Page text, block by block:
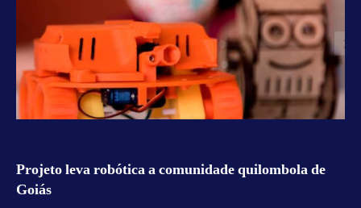
Projeto leva robótica a comunidade quilombola de
Goiás